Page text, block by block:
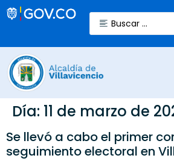
Día: 11 de marzo de
Se llevó a cabo el primer
seguimiento electoral en